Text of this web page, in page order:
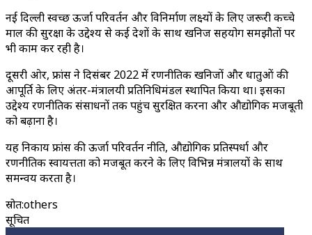
नई दिल्ली स्वच्छ ऊर्जा परिवर्तन और विनिर्माण लक्ष्यों के लिए जरूरी कच्चे
माल की सुरक्षा के उद्देश्य से कई देशों के साथ खनिज सहयोग समझौतों पर
भी काम कर रही है।
दूसरी ओर, फ्रांस ने दिसंबर 2022 में रणनीतिक खनिजों और धातुओं की
आपूर्ति के लिए अंतर-मंत्रालयी प्रतिनिधिमंडल स्थापित किया था। इसका
उद्देश्य रणनीतिक संसाधनों तक पहुंच सुरक्षित करना और औद्योगिक मजबूती
को बढ़ाना है।
यह निकाय फ्रांस की ऊर्जा परिवर्तन नीति, औद्योगिक प्रतिस्पर्धा और
रणनीतिक स्वायत्तता को मजबूत करने के लिए विभिन्न मंत्रालयों के साथ
समन्वय करता है।
स्रोत:others
सूचित